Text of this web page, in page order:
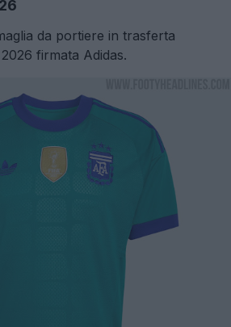
da portiere in trasferta
firmata Adidas.